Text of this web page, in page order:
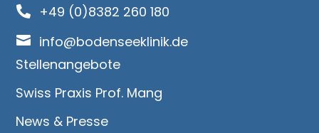
 +49 (0)8382 260 180

info@bodenseeklinik.de
Stellenangebote
Swiss Praxis Prof. Mang
News & Presse